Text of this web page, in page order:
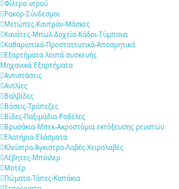
Φίλτρα νερού
Ρακόρ-Σύνδεσμοι
Μετώπες-Καντράν-Μάσκες
Κανάτες-Μπωλ-Δοχεία-Κάδοι-Τύμπανα
Καθαριστικά-Προστατευτικά-Αποσμητικά
Εξαρτήματα λοιπά συσκευής
Μηχανικά Εξαρτήματα
Αντιστάσεις
Αντλίες
Βαλβίδες
Βάσεις-Τράπεζες
Βίδες-Παξιμάδια-Ροδέλες
Βρυσάκια-Μπεκ-Ακροστόμια εκτόξευσης ρευστών
Ελατήρια-Ελάσματα
Κλείστρα-Άγκιστρα-Λαβές-Χειρολαβές
Λέβητες-Μπόιλερ
Μοτέρ
Πώματα-Τάπες-Καπάκια